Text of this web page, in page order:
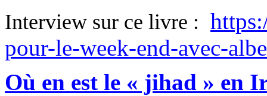
Interview sur ce livre :
pour-le-week-end-avec-
Où en est le « jihad » en